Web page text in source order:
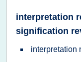
interpretation
signification
interpretation